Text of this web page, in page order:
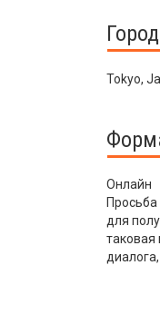
Город
Tokyo,
Онлайн
для
таковая